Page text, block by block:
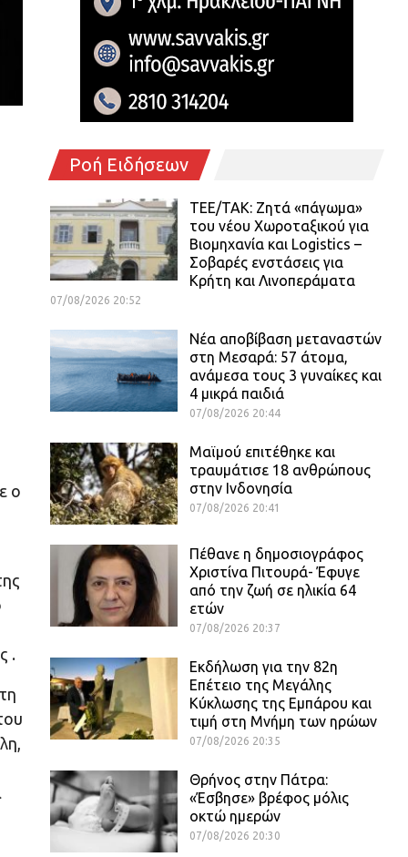
ο
.
Ροή Ειδήσεων
ΤΕΕ/ΤΑΚ: Ζητά «πάγωμα»
του νέου Χωροταξικού για
Βιομηχανία και Logistics –
Σοβαρές ενστάσεις για
Κρήτη και Λινοπεράματα
07/08/2026 20:52
Νέα αποβίβαση μεταναστών
στη Μεσαρά: 57 άτομα,
ανάμεσα τους 3 γυναίκες και
4 μικρά παιδιά
07/08/2026 20:44
Μαϊμού επιτέθηκε και
τραυμάτισε 18 ανθρώπους
στην Ινδονησία
07/08/2026 20:41
Πέθανε η δημοσιογράφος
Χριστίνα Πιτουρά- Έφυγε
από την ζωή σε ηλικία 64
ετών
07/08/2026 20:37
Εκδήλωση για την 82η
Επέτειο της Μεγάλης
Κύκλωσης της Εμπάρου και
τιμή στη Μνήμη των ηρώων
07/08/2026 20:35
Θρήνος στην Πάτρα:
«Έσβησε» βρέφος μόλις
οκτώ ημερών
07/08/2026 20:30